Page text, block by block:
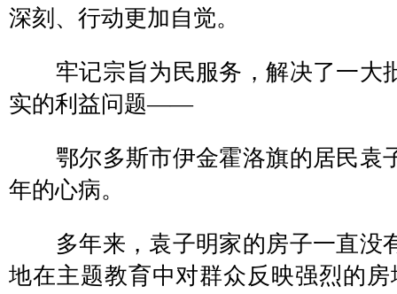
深刻、行动更加自觉。
牢记宗旨为民服务，解决了一大
实的利益问题——
鄂尔多斯市伊金霍洛旗的居民袁
年的心病。
多年来，袁子明家的房子一直没
地在主题教育中对群众反映强烈的